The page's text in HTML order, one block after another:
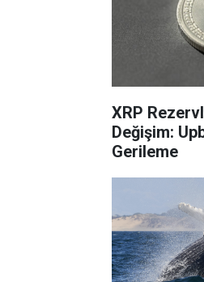
XRP
Değişim:
Gerileme